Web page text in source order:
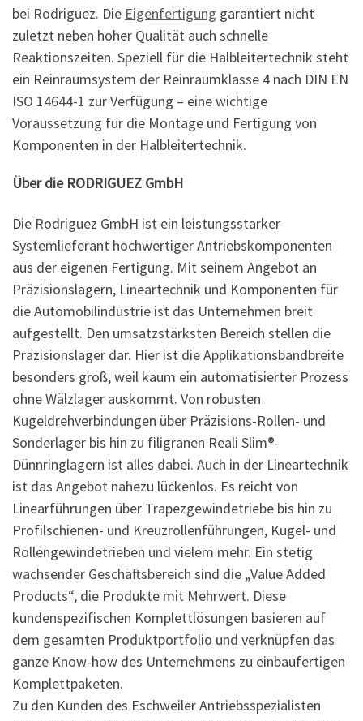
bei Rodriguez. Die Eigenfertigung garantiert nicht
zuletzt neben hoher Qualität auch schnelle
Reaktionszeiten. Speziell für die Halbleitertechnik steht
ein Reinraumsystem der Reinraumklasse 4 nach DIN EN
ISO 14644-1 zur Verfügung – eine wichtige
Voraussetzung für die Montage und Fertigung von
Komponenten in der Halbleitertechnik.
Über die RODRIGUEZ GmbH
Die Rodriguez GmbH ist ein leistungsstarker
Systemlieferant hochwertiger Antriebskomponenten
aus der eigenen Fertigung. Mit seinem Angebot an
Präzisionslagern, Lineartechnik und Komponenten für
die Automobilindustrie ist das Unternehmen breit
aufgestellt. Den umsatzstärksten Bereich stellen die
Präzisionslager dar. Hier ist die Applikationsbandbreite
besonders groß, weil kaum ein automatisierter Prozess
ohne Wälzlager auskommt. Von robusten
Kugeldrehverbindungen über Präzisions-Rollen- und
Sonderlager bis hin zu filigranen Reali Slim®-
Dünnringlagern ist alles dabei. Auch in der Lineartechnik
ist das Angebot nahezu lückenlos. Es reicht von
Linearführungen über Trapezgewindetriebe bis hin zu
Profilschienen- und Kreuzrollenführungen, Kugel- und
Rollengewindetrieben und vielem mehr. Ein stetig
wachsender Geschäftsbereich sind die „Value Added
Products“, die Produkte mit Mehrwert. Diese
kundenspezifischen Komplettlösungen basieren auf
dem gesamten Produktportfolio und verknüpfen das
ganze Know-how des Unternehmens zu einbaufertigen
Komplettpaketen.
Zu den Kunden des Eschweiler Antriebsspezialisten